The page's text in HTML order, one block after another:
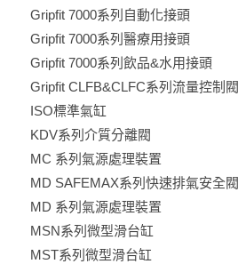
Gripfit 7000系列自動化接頭
Gripfit 7000系列醫療用接頭
Gripfit 7000系列飲品&水用接頭
Gripfit CLFB&CLFC系列流量控制閥
ISO標準氣缸
KDV系列介質分離閥
MC 系列氣源處理裝置
MD SAFEMAX系列快速排氣安全閥
MD 系列氣源處理裝置
MSN系列微型滑台缸
MST系列微型滑台缸